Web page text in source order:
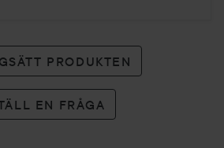
PRODUKTEN
EN FRÅGA